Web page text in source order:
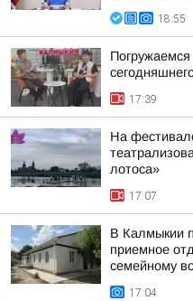
18:55
17:39
На
лотоса»
17:07
В Калмыкии
приемное
семейному
17:04